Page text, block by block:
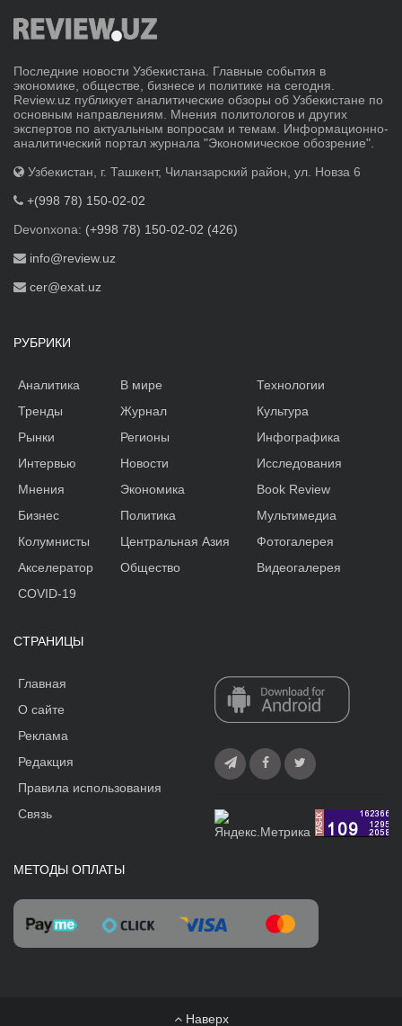
Последние новости Узбекистана. Главные события в
экономике, обществе, бизнесе и политике на сегодня.
Review.uz публикует аналитические обзоры об Узбекистане по
основным направлениям. Мнения политологов и других
экспертов по актуальным вопросам и темам. Информационно-
аналитический портал журнала "Экономическое обозрение".
Узбекистан, г. Ташкент, Чиланзарский район, ул. Новза 6
+(998 78) 150-02-02
Devonxona: (+998 78) 150-02-02 (426)
info@review.uz
cer@exat.uz
РУБРИКИ
Аналитика
Тренды
Рынки
Интервью
Мнения
Бизнес
Колумнисты
Акселератор
В мире
Журнал
Регионы
Новости
Экономика
Политика
Центральная Азия
Общество
Технологии
Культура
Инфографика
Исследования
Book Review
Мультимедиа
Фотогалерея
Видеогалерея
COVID-19
СТРАНИЦЫ
Главная
О сайте
Реклама
Редакция
Правила использования
Связь
МЕТОДЫ ОПЛАТЫ
Наверх